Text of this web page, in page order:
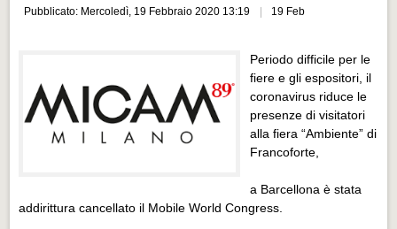
Progetti Realizzati
Progetti Realizzati
EVENTI
Eventi Vigevano
Pubblicato: Mercoledì, 19 Febbraio 2020 13:19
19 Feb
Periodo difficile per le
fiere e gli espositori, il
coronavirus riduce le
presenze di visitatori
alla fiera “Ambiente” di
Francoforte,
a Barcellona è stata
addirittura cancellato il Mobile World Congress.